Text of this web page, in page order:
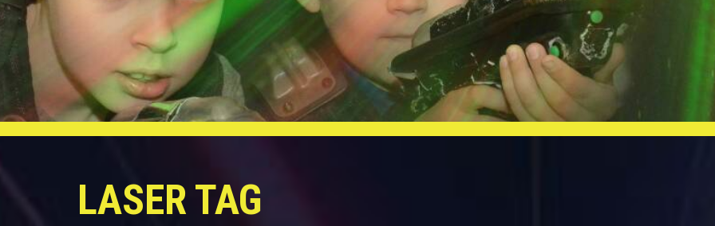
LASER TAG